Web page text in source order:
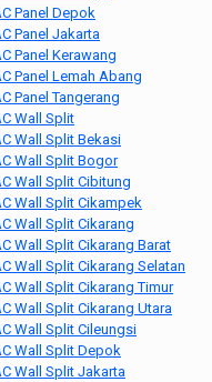
Panel Depok
Panel Jakarta
Panel Kerawang
Panel Lemah Abang
Panel Tangerang
Wall Split
Wall Split Bekasi
Wall Split Bogor
Wall Split Cibitung
Wall Split Cikampek
Wall Split Cikarang
Wall Split Cikarang Barat
Wall Split Cikarang Selatan
Wall Split Cikarang Timur
Wall Split Cikarang Utara
Wall Split Cileungsi
Wall Split Depok
Wall Split Jakarta